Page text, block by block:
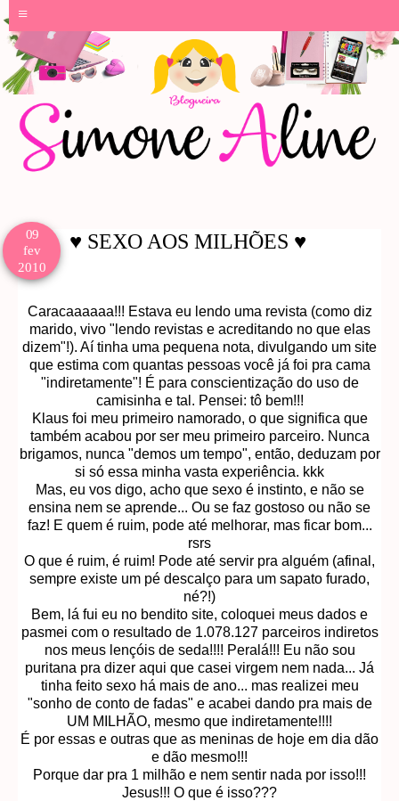
≡
09
fev
2010
♥ SEXO AOS MILHÕES ♥
Caracaaaaaa!!! Estava eu lendo uma revista (como diz
marido, vivo "lendo revistas e acreditando no que elas
dizem"!). Aí tinha uma pequena nota, divulgando um site
que estima com quantas pessoas você já foi pra cama
"indiretamente"! É para conscientização do uso de
camisinha e tal. Pensei: tô bem!!!
Klaus foi meu primeiro namorado, o que significa que
também acabou por ser meu primeiro parceiro. Nunca
brigamos, nunca "demos um tempo", então, deduzam por
si só essa minha vasta experiência. kkk
Mas, eu vos digo, acho que sexo é instinto, e não se
ensina nem se aprende... Ou se faz gostoso ou não se
faz! E quem é ruim, pode até melhorar, mas ficar bom...
rsrs
O que é ruim, é ruim! Pode até servir pra alguém (afinal,
sempre existe um pé descalço para um sapato furado,
né?!)
Bem, lá fui eu no bendito site, coloquei meus dados e
pasmei com o resultado de 1.078.127 parceiros indiretos
nos meus lençóis de seda!!!! Peralá!!! Eu não sou
puritana pra dizer aqui que casei virgem nem nada... Já
tinha feito sexo há mais de ano... mas realizei meu
"sonho de conto de fadas" e acabei dando pra mais de
UM MILHÃO, mesmo que indiretamente!!!!
É por essas e outras que as meninas de hoje em dia dão
e dão mesmo!!!
Porque dar pra 1 milhão e nem sentir nada por isso!!!
Jesus!!! O que é isso???